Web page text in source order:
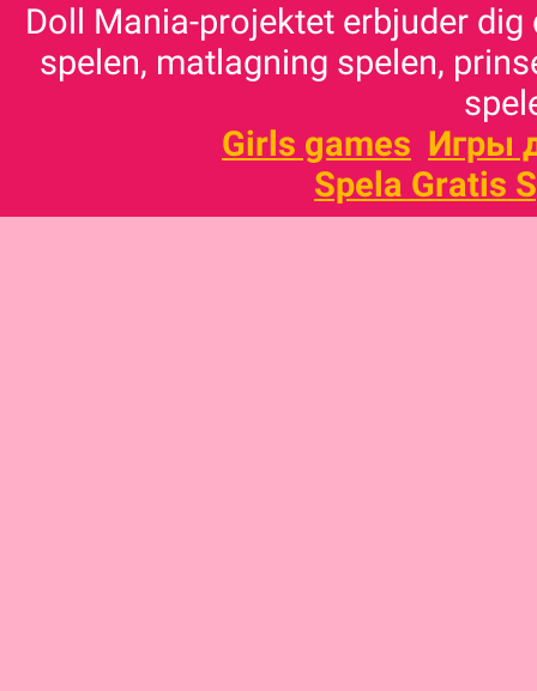
Doll Mania-projektet erbjuder
spelen, matlagning spelen,
Girls games Игры
Spela Gratis